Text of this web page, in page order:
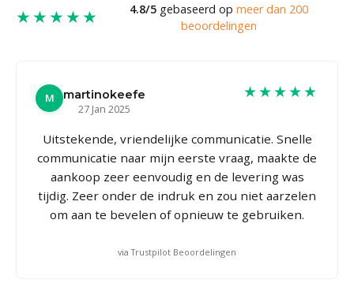
★★★★★ 4.8/5gebaseerd op meer dan 200
beoordelingen
M
martinokeefe
27 Jan 2025
★★★★★
Uitstekende, vriendelijke communicatie. Snelle
communicatie naar mijn eerste vraag, maakte de
aankoop zeer eenvoudig en de levering was
tijdig. Zeer onder de indruk en zou niet aarzelen
om aan te bevelen of opnieuw te gebruiken.
via Trustpilot Beoordelingen